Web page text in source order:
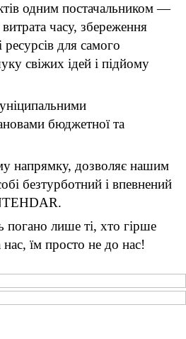
одним постачальником ―
часу, збереження
для самого
свіжих ідей і підйому
бюджетної та
напрямку, дозволяє нашим
безтурботний і впевнений
лише ті, хто гірше
нас, їм просто не до нас!